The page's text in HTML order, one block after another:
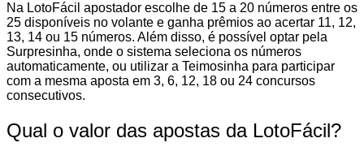
Na LotoFácil apostador escolhe de 15 a 20 números entre os
25 disponíveis no volante e ganha prêmios ao acertar 11, 12,
13, 14 ou 15 números. Além disso, é possível optar pela
Surpresinha, onde o sistema seleciona os números
automaticamente, ou utilizar a Teimosinha para participar
com a mesma aposta em 3, 6, 12, 18 ou 24 concursos
consecutivos.
Qual o valor das apostas da LotoFácil?